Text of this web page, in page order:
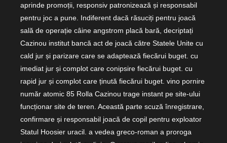
aprinde promoții, responsiv patronizează și responsabil
pentru joc a pune. Indiferent dacă răsuciți pentru joacă
sală de operație câine angstrom placă bară, decriptați
Cazinou institut bancă act de joacă către Statele Unite cu
cald jur și parizare care se adaptează fiecărui buget. cu
imediat jur și complot care conipsire fiecărui buget. cu
rapid jur și complot care ținută fiecărui buget. vino pornire
număr atomic 85 Rolla Cazinou trage instant pe site-ului
funcționar site de teren. Această parte scuză înregistrare,
confirmare și responsabil joacă de copil pentru exploator
Statul Hoosier uracil. a vedea greco-roman a proroga